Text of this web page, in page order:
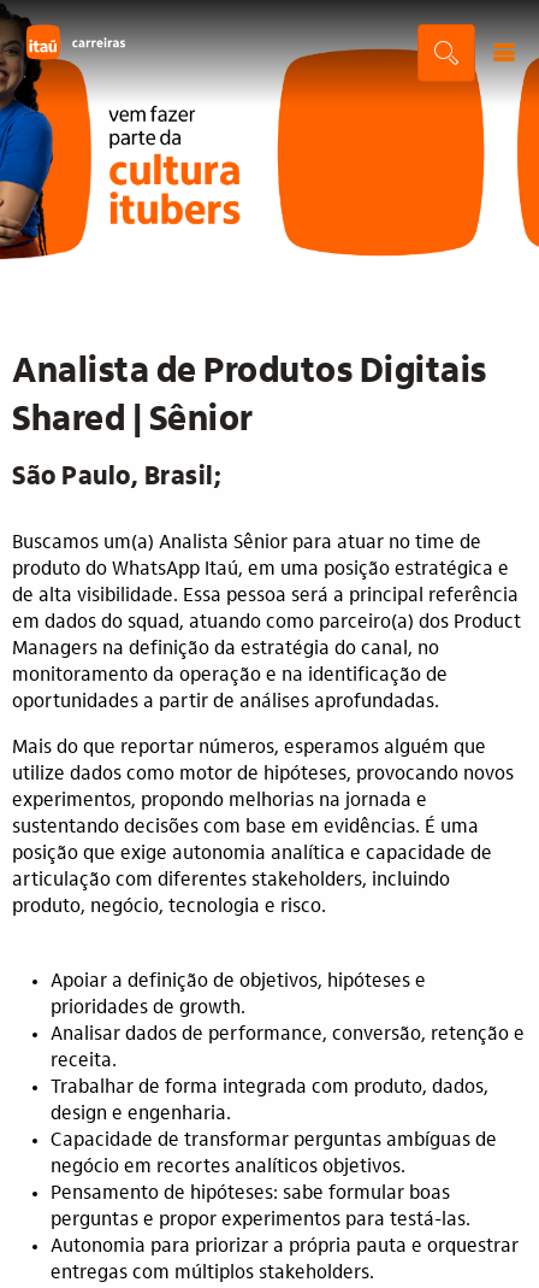
Analista de Produtos Digitais
Shared | Sênior
São Paulo, Brasil;
Buscamos um(a) Analista Sênior para atuar no time de
produto do WhatsApp Itaú, em uma posição estratégica e
de alta visibilidade. Essa pessoa será a principal referência
em dados do squad, atuando como parceiro(a) dos Product
Managers na definição da estratégia do canal, no
monitoramento da operação e na identificação de
oportunidades a partir de análises aprofundadas.
Mais do que reportar números, esperamos alguém que
utilize dados como motor de hipóteses, provocando novos
experimentos, propondo melhorias na jornada e
sustentando decisões com base em evidências. É uma
posição que exige autonomia analítica e capacidade de
articulação com diferentes stakeholders, incluindo
produto, negócio, tecnologia e risco.
Apoiar a definição de objetivos, hipóteses e
prioridades de growth.
Analisar dados de performance, conversão, retenção e
receita.
Trabalhar de forma integrada com produto, dados,
design e engenharia.
Capacidade de transformar perguntas ambíguas de
negócio em recortes analíticos objetivos.
Pensamento de hipóteses: sabe formular boas
perguntas e propor experimentos para testá-las.
Autonomia para priorizar a própria pauta e orquestrar
entregas com múltiplos stakeholders.